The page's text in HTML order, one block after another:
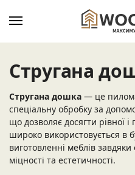
Стругана
Стругана дошка — це
спеціальну обробку за
що дозволяє досягти рівної
широко використовується в
виготовленні меблів завдяки
міцності та естетичності.